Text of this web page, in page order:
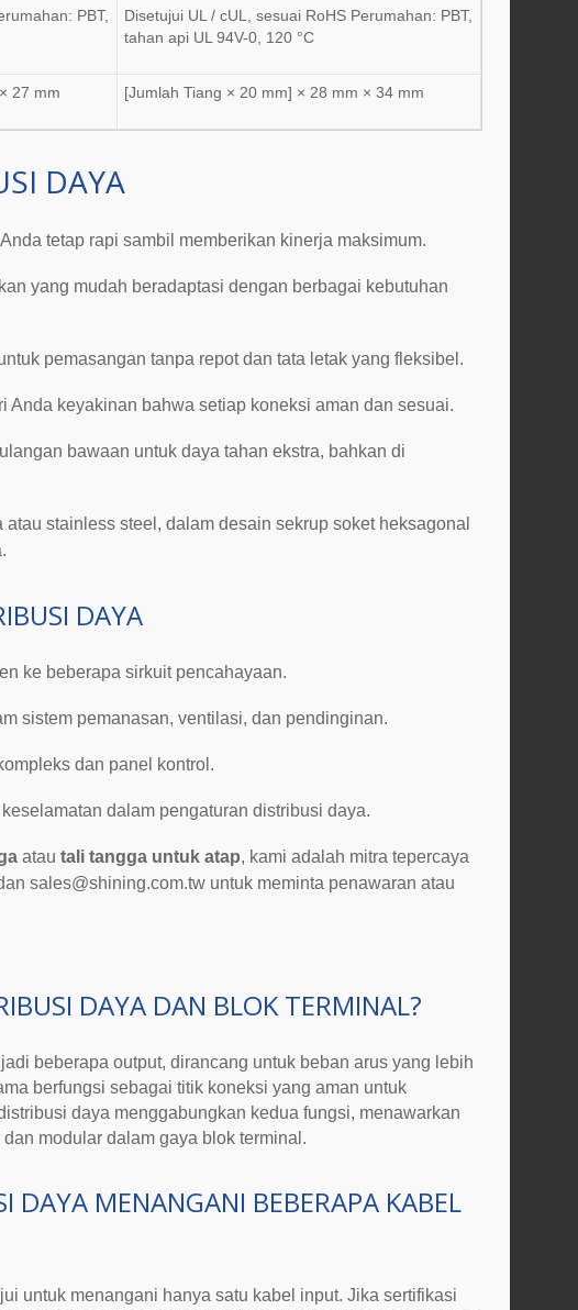
PBT,
Disetujui UL / cUL, sesuai RoHS Perumahan: PBT,
tahan api UL 94V-0, 120 °C
27 mm [Jumlah Tiang × 20 mm] × 28 mm × 34 mm
DAYA
tetap rapi sambil memberikan kinerja maksimum.
yang mudah beradaptasi dengan berbagai kebutuhan
pemasangan tanpa repot dan tata letak yang fleksibel.
Anda keyakinan bahwa setiap koneksi aman dan sesuai.
bawaan untuk daya tahan ekstra, bahkan di
stainless steel, dalam desain sekrup soket heksagonal
DAYA
ke beberapa sirkuit pencahayaan.
sistem pemanasan, ventilasi, dan pendinginan.
dan panel kontrol.
dalam pengaturan distribusi daya.
atau tali tangga untuk atap, kami adalah mitra tepercaya
sales@shining.com.tw untuk meminta penawaran atau
DAYA DAN BLOK TERMINAL?
beberapa output, dirancang untuk beban arus yang lebih
berfungsi sebagai titik koneksi yang aman untuk
daya menggabungkan kedua fungsi, menawarkan
modular dalam gaya blok terminal.
DAYA MENANGANI BEBERAPA KABEL
untuk menangani hanya satu kabel input. Jika sertifikasi